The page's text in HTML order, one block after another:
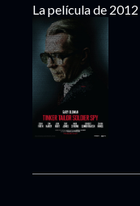
La película de 2012